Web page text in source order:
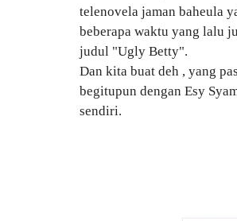
telenovela jaman baheula
beberapa waktu yang lalu
judul "Ugly Betty".
Dan kita buat deh , yang
begitupun dengan Esy
sendiri.